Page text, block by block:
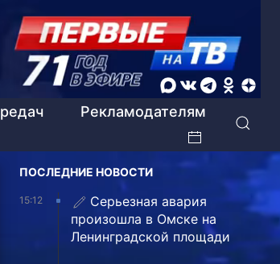
Рекламодателям
ПОСЛЕДНИЕ НОВОСТИ
15:12
Серьезная авария
произошла в Омске на
Ленинградской площади